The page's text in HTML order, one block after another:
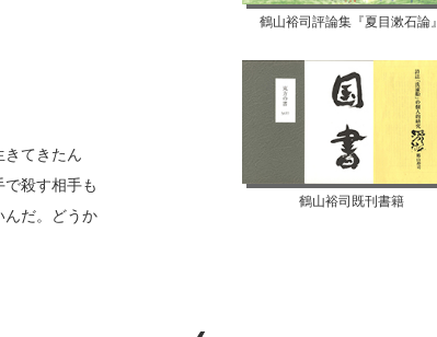
てきたん
殺す相手も
だ。どうか
鶴山裕司評論集『夏目漱石論』
鶴山裕司既刊書籍